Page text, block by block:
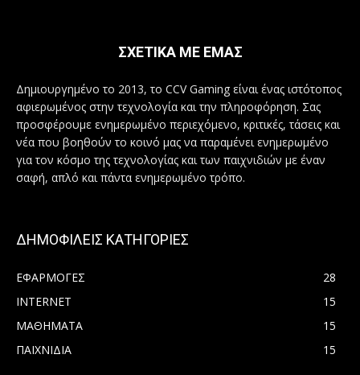
ΣΧΕΤΙΚΑ ΜΕ ΕΜΑΣ
Δημιουργημένο το 2013, το CCV Gaming είναι ένας ιστότοπος
αφιερωμένος στην τεχνολογία και την πληροφόρηση. Σας
προσφέρουμε ενημερωμένο περιεχόμενο, κριτικές, τάσεις και
νέα που βοηθούν το κοινό μας να παραμένει ενημερωμένο
για τον κόσμο της τεχνολογίας και των παιχνιδιών με έναν
σαφή, απλό και πάντα ενημερωμένο τρόπο.
ΔΗΜΟΦΙΛΕΙΣ ΚΑΤΗΓΟΡΙΕΣ
ΕΦΑΡΜΟΓΕΣ
28
INTERNET
15
ΜΑΘΗΜΑΤΑ
15
ΠΑΙΧΝΙΔΙΑ
15